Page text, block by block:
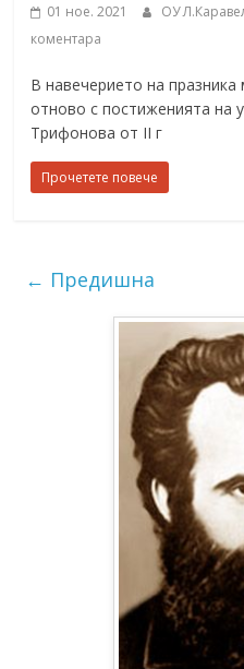
01 ное. 2021 ОУ
коментара
В навечерието на
отново с постиженията на
Трифонова от II г
Прочетете повече
← Предишна